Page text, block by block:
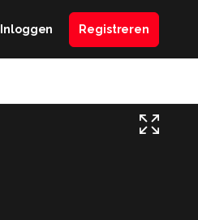
Inloggen Registreren